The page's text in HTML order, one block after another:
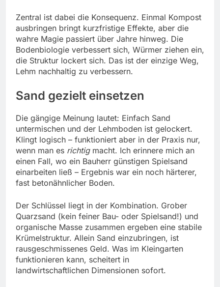
Zentral ist dabei die Konsequenz. Einmal Kompost
ausbringen bringt kurzfristige Effekte, aber die
wahre Magie passiert über Jahre hinweg. Die
Bodenbiologie verbessert sich, Würmer ziehen ein,
die Struktur lockert sich. Das ist der einzige Weg,
Lehm nachhaltig zu verbessern.
Sand gezielt einsetzen
Die gängige Meinung lautet: Einfach Sand
untermischen und der Lehmboden ist gelockert.
Klingt logisch – funktioniert aber in der Praxis nur,
wenn man es richtigmacht. Ich erinnere mich an
einen Fall, wo ein Bauherr günstigen Spielsand
einarbeiten ließ – Ergebnis war ein noch härterer,
fast betonähnlicher Boden.
Der Schlüssel liegt in der Kombination. Grober
Quarzsand (kein feiner Bau- oder Spielsand!) und
organische Masse zusammen ergeben eine stabile
Krümelstruktur. Allein Sand einzubringen, ist
rausgeschmissenes Geld. Was im Kleingarten
funktionieren kann, scheitert in
landwirtschaftlichen Dimensionen sofort.